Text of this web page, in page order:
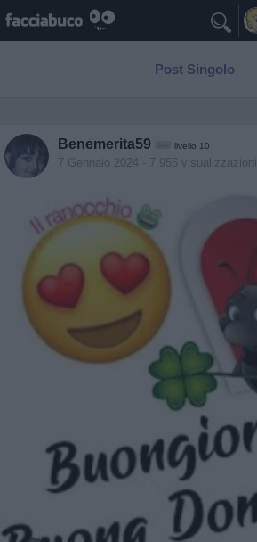
Post Singolo
Benemerita59 livello 10
7 Gennaio 2024 - 7.956 visualizzazioni